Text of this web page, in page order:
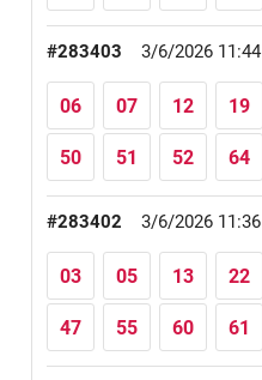
#283403 3/6/2026 11:44
06 07 12 19
50 51 52 64
#283402 3/6/2026 11:36
03 05 13 22
47 55 60 61